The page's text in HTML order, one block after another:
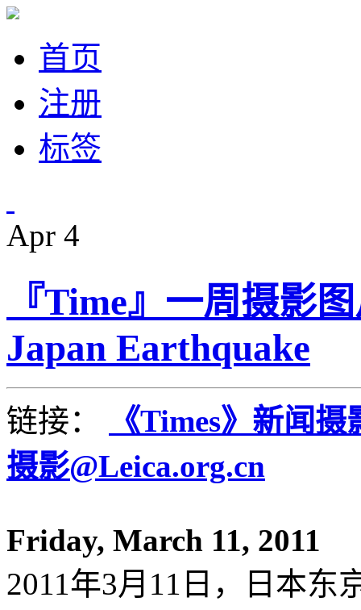
首页
注册
标签
Apr 4
『Time』一周摄影
Japan Earthquake
链接：
《Times》新闻
摄影@Leica.org.cn
Friday, March 11, 2011
2011年3月11日，日本东